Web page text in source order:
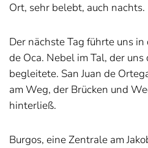
Ort, sehr belebt, auch nachts.
Der nächste Tag führte uns
de Oca. Nebel im Tal, der
begleitete. San Juan de
am Weg, der Brücken und
hinterließ.
Burgos, eine Zentrale am